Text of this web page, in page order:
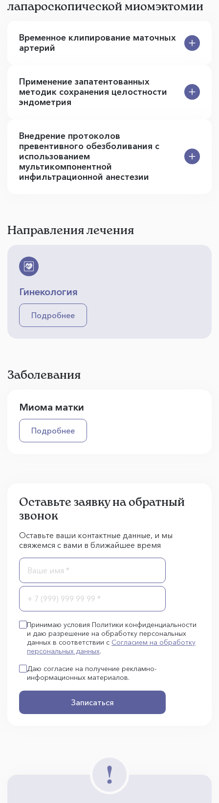
лапароскопической миомэктомии
Временное клипирование маточных
артерий
Применение запатентованных
методик сохранения целостности
эндометрия
Внедрение протоколов
превентивного обезболивания с
использованием
мультикомпонентной
инфильтрационной анестезии
Направления лечения
Гинекология
Подробнее
Заболевания
Миома матки
Подробнее
Оставьте заявку на обратный
звонок
Оставьте ваши контактные данные, и мы
свяжемся с вами в ближайшее время
Принимаю условия Политики конфиденциальности
и даю разрешение на обработку персональных
данных в соответствии с Согласием на обработку
персональных данных.
Даю согласие на получение рекламно-
информационных материалов.
Записаться